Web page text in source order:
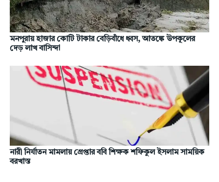
মনপুরায় হাজার কোটি টাকার বেড়িবাঁধে ধ্বস, আতঙ্কে উপকূলের
দেড় লাখ বাসিন্দা
নারী নির্যাতন মামলায় গ্রেপ্তার ববি শিক্ষক শফিকুল ইসলাম সাময়িক
বরখাস্ত